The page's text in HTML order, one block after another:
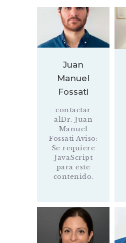
SERVICIOS
ARTÍCULOS
Juan
Manuel
Fossati
contactar
alDr. Juan
Manuel
Fossati Aviso:
Se requiere
JavaScript
para este
contenido.